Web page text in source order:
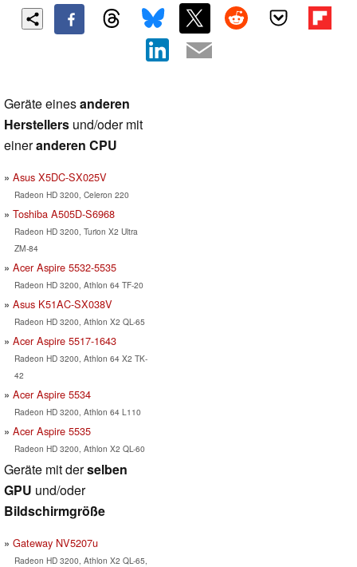
Geräte einesanderen
Herstellers und/oder mit
eineranderen CPU
Asus X5DC-SX025V
Radeon HD 3200, Celeron 220
Toshiba A505D-S6968
Radeon HD 3200, Turion X2 Ultra
ZM-84
Acer Aspire 5532-5535
Radeon HD 3200, Athlon 64 TF-20
Asus K51AC-SX038V
Radeon HD 3200, Athlon X2 QL-65
Acer Aspire 5517-1643
Radeon HD 3200, Athlon 64 X2 TK-
42
Acer Aspire 5534
Radeon HD 3200, Athlon 64 L110
Acer Aspire 5535
Radeon HD 3200, Athlon X2 QL-60
Geräte mit derselben
GPU und/oder
Bildschirmgröße
Gateway NV5207u
Radeon HD 3200, Athlon X2 QL-65,